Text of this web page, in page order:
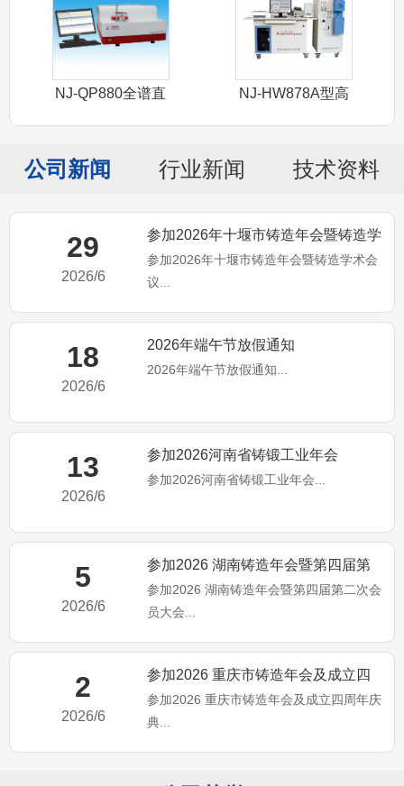
NJ-QP880全谱直
NJ-HW878A型高
公司新闻 行业新闻 技术资料
29
2026/6
参加2026年十堰市铸造年会暨铸造学
术会议
参加2026年十堰市铸造年会暨铸造学术会
议...
18
2026/6
2026年端午节放假通知
2026年端午节放假通知...
13
2026/6
参加2026河南省铸锻工业年会
参加2026河南省铸锻工业年会...
5
2026/6
参加2026 湖南铸造年会暨第四届第
二次会员大会
参加2026 湖南铸造年会暨第四届第二次会
员大会...
2
2026/6
参加2026 重庆市铸造年会及成立四
周年庆典
参加2026 重庆市铸造年会及成立四周年庆
典...